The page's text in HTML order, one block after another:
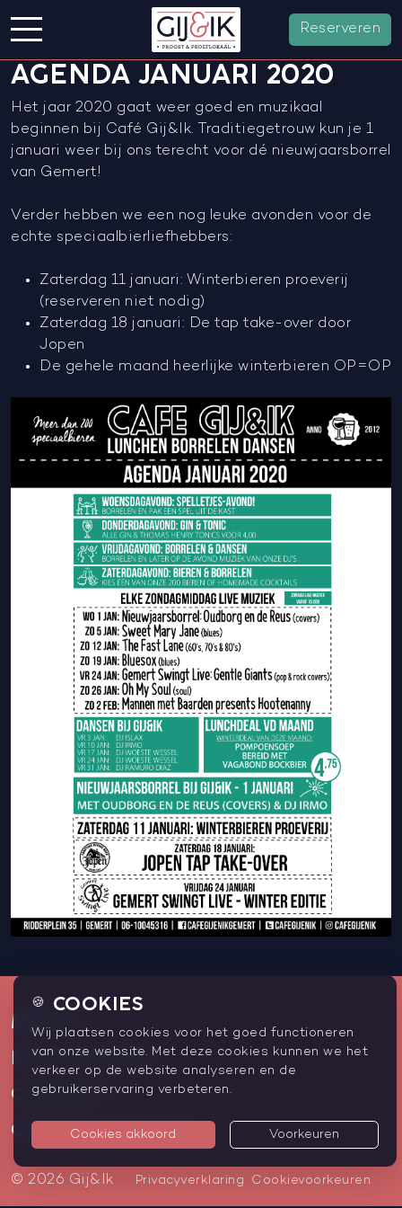
Reserveren
AGENDA JANUARI 2020
Het jaar 2020 gaat weer goed en muzikaal
beginnen bij Café Gij&Ik. Traditiegetrouw kun je 1
januari weer bij ons terecht voor dé nieuwjaarsborrel
van Gemert!
Verder hebben we een nog leuke avonden voor de
echte speciaalbierliefhebbers:
Zaterdag 11 januari: Winterbieren proeverij
(reserveren niet nodig)
Zaterdag 18 januari: De tap take-over door
Jopen
De gehele maand heerlijke winterbieren OP=OP
MENU
NIEUWSBRIEF
CONTACT
OPENINGSTIJDEN
© 2026 Gij&Ik Privacyverklaring Cookievoorkeuren
🍪 COOKIES
Wij plaatsen cookies voor het goed functioneren
van onze website. Met deze cookies kunnen we het
verkeer op de website analyseren en de
gebruikerservaring verbeteren.
Cookies akkoord Voorkeuren